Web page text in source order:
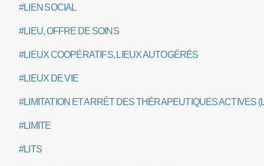
#LIEN SOCIAL
#LIEU, OFFRE DE SOINS
#LIEUX COOPÉRATIFS, LIEUX AUTOGÉRÉS
#LIEUX DE VIE
#LIMITATION ET ARRÊT DES THÉRAPEUTIQUES ACTIVES
#LIMITE
#LITS